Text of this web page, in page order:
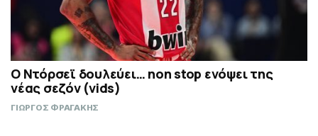
Ο Ντόρσεϊ δουλεύει… non stop ενόψει της
νέας σεζόν (vids)
ΓΙΩΡΓΟΣ ΦΡΑΓΑΚΗΣ